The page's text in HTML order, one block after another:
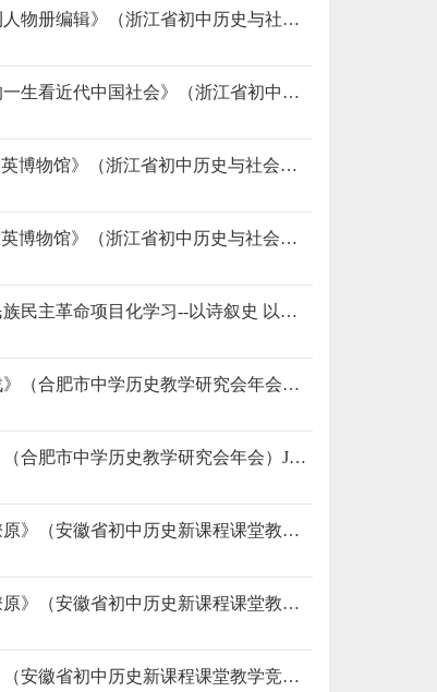
初中历史与社会参赛课例《金华周刊人物册编辑》（浙江省初中历史与社会课堂教学评审及观摩活动）py7W
初中历史与社会参赛课例《从容闳的一生看近代中国社会》（浙江省初中历史与社会课堂教学评审及观摩活动）py7W
初中历史与社会参赛课例《“逃”出大英博物馆》（浙江省初中历史与社会课堂教学评审及观摩活动）py7W
初中历史与社会参赛课例《“逃”出大英博物馆》（浙江省初中历史与社会课堂教学评审及观摩活动）py7W
初中历史与社会参赛课例《中国的民族民主革命项目化学习--以诗叙史 以诗存史 以诗言志》（浙江省初中历史与社会课堂教学评审及观摩活动）py7W
初中历史观摩课八年级《全民族抗战》（合肥市中学历史教学研究会年会）hneP
初中历史说课九年级《美国的诞生》（合肥市中学历史教学研究会年会）J4zA
初中历史竞赛课《星星之火，可以燎原》（安徽省初中历史新课程课堂教学竞赛活动）wQeK
初中历史竞赛课《星星之火，可以燎原》（安徽省初中历史新课程课堂教学竞赛活动）wQeK
初中历史竞赛课《伟大的历史转折》（安徽省初中历史新课程课堂教学竞赛活动）9u7h